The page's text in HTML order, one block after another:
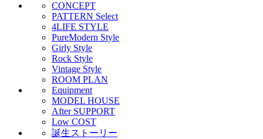
CONCEPT
PATTERN Select
4LIFE STYLE
PureModern Style
Girly Style
Rock Style
Vintage Style
ROOM PLAN
Equipment
MODEL HOUSE
After SUPPORT
Low COST
誕生ストーリー